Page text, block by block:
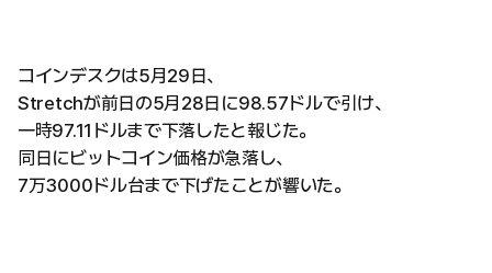
コインデスクは5月29日、
Stretchが前日の5月28日に98.57ドルで引け、
一時97.11ドルまで下落したと報じた。
同日にビットコイン価格が急落し、
7万3000ドル台まで下げたことが響いた。